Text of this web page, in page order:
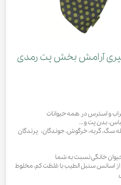
آرامش بخش پت رمدی
و استرس در همه حیوانات
بدن پت و...
سگ، گربه، خرگوش، جوندگان، پرندگان
خانگی نسبت به شما
از اسانس سنبل الطیب با غلظت کم، مخلوط